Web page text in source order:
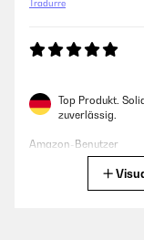
Tradurre
Top Produkt.
zuverlässig.
Amazon-Benutzer